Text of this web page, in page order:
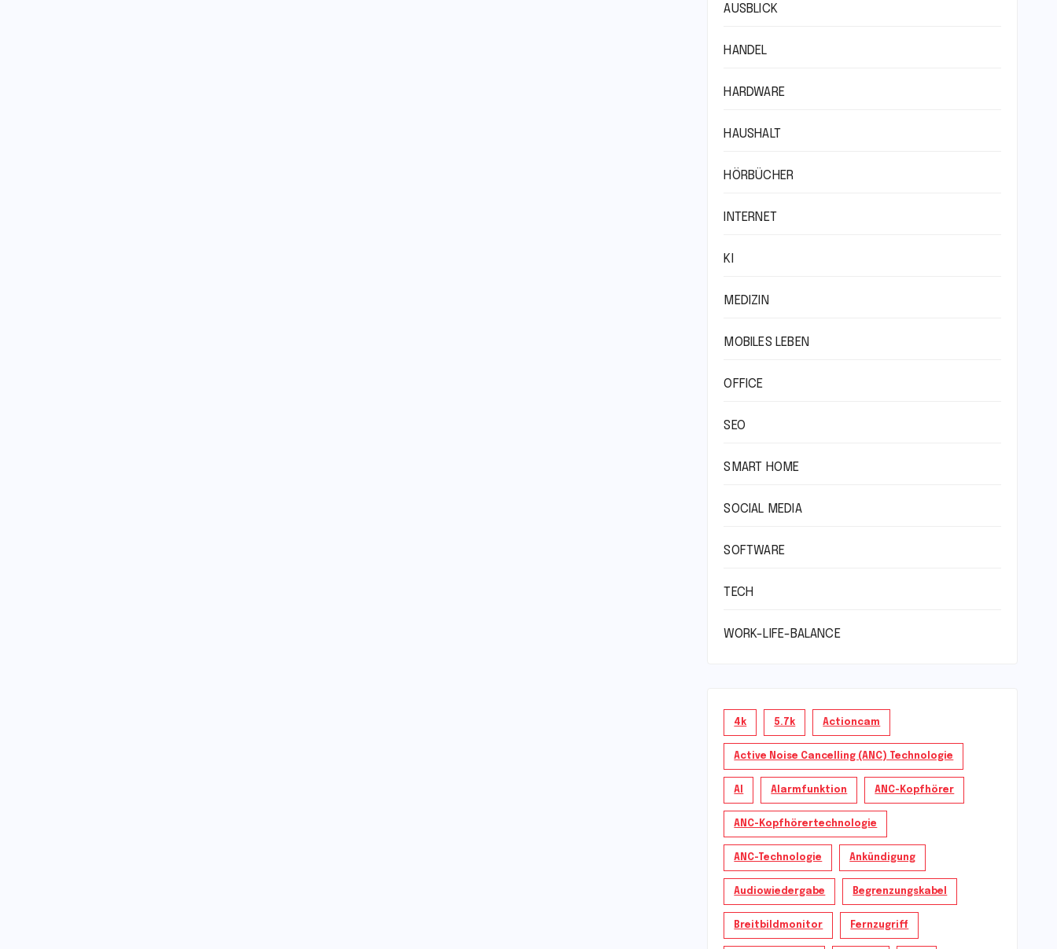
AUSBLICK
HANDEL
HARDWARE
HAUSHALT
HÖRBÜCHER
INTERNET
KI
MEDIZIN
MOBILES LEBEN
OFFICE
SEO
SMART HOME
SOCIAL MEDIA
SOFTWARE
TECH
WORK-LIFE-BALANCE
4k 5.7k Actioncam
Active Noise Cancelling (ANC) Technologie
AI Alarmfunktion ANC-Kopfhörer
ANC-Kopfhörertechnologie
ANC-Technologie Ankündigung
Audiowiedergabe Begrenzungskabel
Breitbildmonitor Fernzugriff